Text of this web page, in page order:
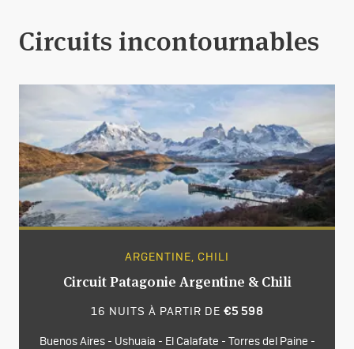
Circuits incontournables
ARGENTINE, CHILI
Circuit Patagonie Argentine & Chili
16 NUITS À PARTIR DE €5 598
Buenos Aires - Ushuaia - El Calafate - Torres del Paine -